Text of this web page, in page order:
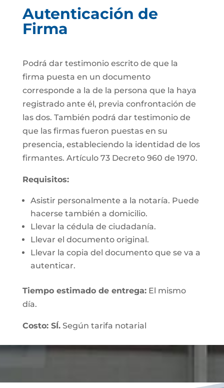
Autenticación de
Firma
Podrá dar testimonio escrito de que la
firma puesta en un documento
corresponde a la de la persona que la haya
registrado ante él, previa confrontación de
las dos. También podrá dar testimonio de
que las firmas fueron puestas en su
presencia, estableciendo la identidad de los
firmantes. Artículo 73 Decreto 960 de 1970.
Requisitos:
Asistir personalmente a la notaría. Puede
hacerse también a domicilio.
Llevar la cédula de ciudadanía.
Llevar el documento original.
Llevar la copia del documento que se va a
autenticar.
Tiempo estimado de entrega:El mismo
día.
Costo: SÍ.Según tarifa notarial